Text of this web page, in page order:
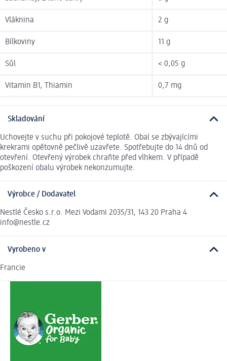
Vláknina 2 g
Bílkoviny 11 g
Sůl < 0,05 g
Vitamin B1, Thiamin 0,7 mg
Skladování
Uchovejte v suchu při pokojové teplotě. Obal se zbývajícími
krekrami opětovně pečlivě uzavřete. Spotřebujte do 14 dnů od
otevření. Otevřený výrobek chraňte před vlhkem. V případě
poškození obalu výrobek nekonzumujte.
Výrobce / Dodavatel
Nestlé Česko s.r.o. Mezi Vodami 2035/31, 143 20 Praha 4
info@nestle.cz
Vyrobeno v
Francie